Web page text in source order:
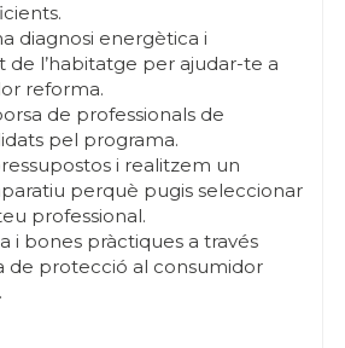
diagnosi energètica i
de l’habitatge per ajudar-te a
reforma.
de professionals de
pel programa.
i realitzem un
perquè pugis seleccionar
professional.
i bones pràctiques a través
de protecció al consumidor